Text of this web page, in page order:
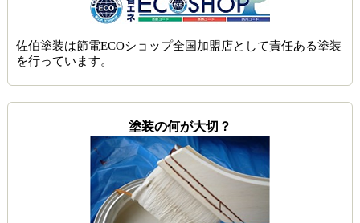
佐伯塗装は節電ECOショップ全国加盟店として責任ある塗装
を行っています。
塗装の何が大切？